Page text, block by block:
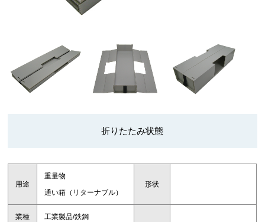
折りたたみ状態
用途
重量物
通い箱（リターナブル）
形状
業種
工業製品/鉄鋼